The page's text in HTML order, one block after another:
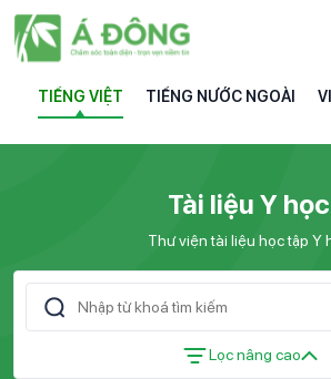
TIẾNG VIỆT TIẾNG NƯỚC NGOÀI
Tài liệu Y học
Thư viện tài liệu học tập Y
Lọc nâng cao